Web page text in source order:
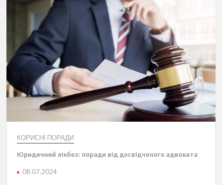
КОРИСНІ ПОРАДИ
Юридичний лікбез: поради від досвідченого адвоката
08.07.2024